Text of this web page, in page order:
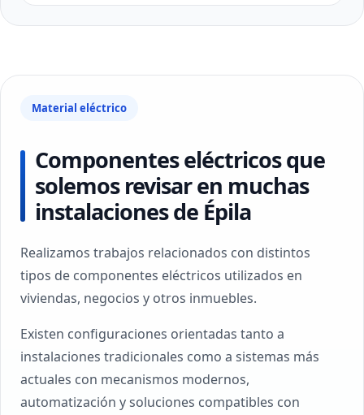
Material eléctrico
Componentes eléctricos que
solemos revisar en muchas
instalaciones de Épila
Realizamos trabajos relacionados con distintos
tipos de componentes eléctricos utilizados en
viviendas, negocios y otros inmuebles.
Existen configuraciones orientadas tanto a
instalaciones tradicionales como a sistemas más
actuales con mecanismos modernos,
automatización y soluciones compatibles con